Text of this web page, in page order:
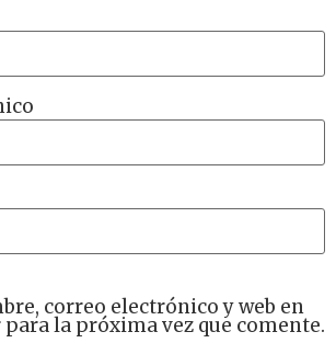
correo electrónico y web en
para la próxima vez que comente.